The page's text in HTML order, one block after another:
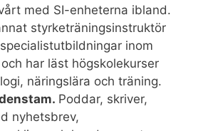
med SI-enheterna ibland.
styrketräningsinstruktör
inom
har läst högskolekurser
näringslära och träning.
Poddar, skriver,
nyhetsbrev,